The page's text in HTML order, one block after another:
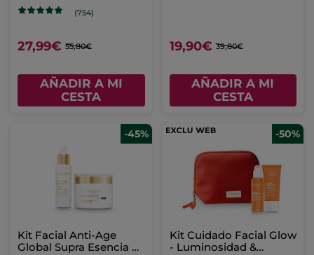
(754)
27,99€ 55,80€
AÑADIR A MI
CESTA
19,90€ 39,80€
AÑADIR A MI
CESTA
-45%
Kit Facial Anti-Age
Global Supra Esencia &
-50%
Kit Cuidado Facial Glow
- Luminosidad &